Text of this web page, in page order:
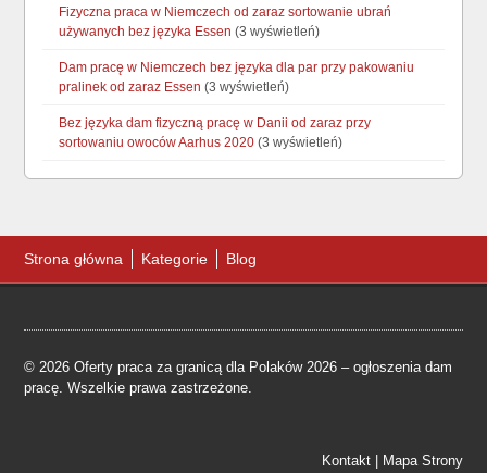
Fizyczna praca w Niemczech od zaraz sortowanie ubrań
używanych bez języka Essen (3 wyświetleń)
Dam pracę w Niemczech bez języka dla par przy pakowaniu
pralinek od zaraz Essen (3 wyświetleń)
Bez języka dam fizyczną pracę w Danii od zaraz przy
sortowaniu owoców Aarhus 2020 (3 wyświetleń)
Strona główna Kategorie Blog
© 2026 Oferty praca za granicą dla Polaków 2026 – ogłoszenia dam
pracę. Wszelkie prawa zastrzeżone.
Kontakt| Mapa Strony